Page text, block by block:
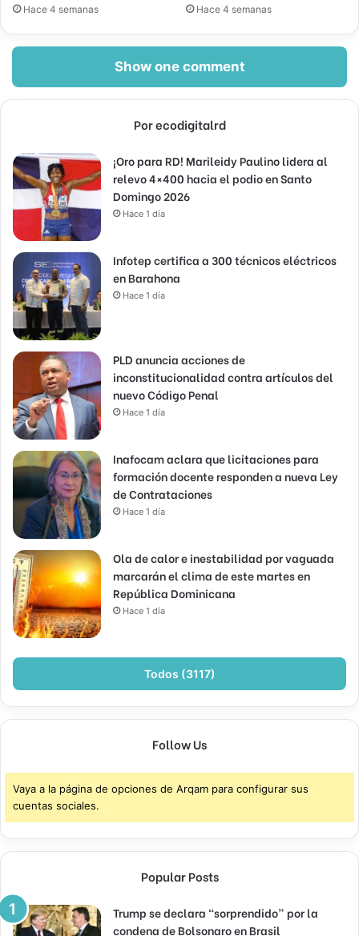
Hace 4 semanas Hace 4 semanas
Show one comment
Por ecodigitalrd
¡Oro para RD! Marileidy Paulino lidera al
relevo 4×400 hacia el podio en Santo
Domingo 2026
Hace 1 día
Infotep certifica a 300 técnicos eléctricos
en Barahona
Hace 1 día
PLD anuncia acciones de
inconstitucionalidad contra artículos del
nuevo Código Penal
Hace 1 día
Inafocam aclara que licitaciones para
formación docente responden a nueva Ley
de Contrataciones
Hace 1 día
Ola de calor e inestabilidad por vaguada
marcarán el clima de este martes en
República Dominicana
Hace 1 día
Todos (3117)
Follow Us
Vaya a la página de opciones de Arqam para configurar sus
cuentas sociales.
Popular Posts
Trump se declara “sorprendido” por la
condena de Bolsonaro en Brasil